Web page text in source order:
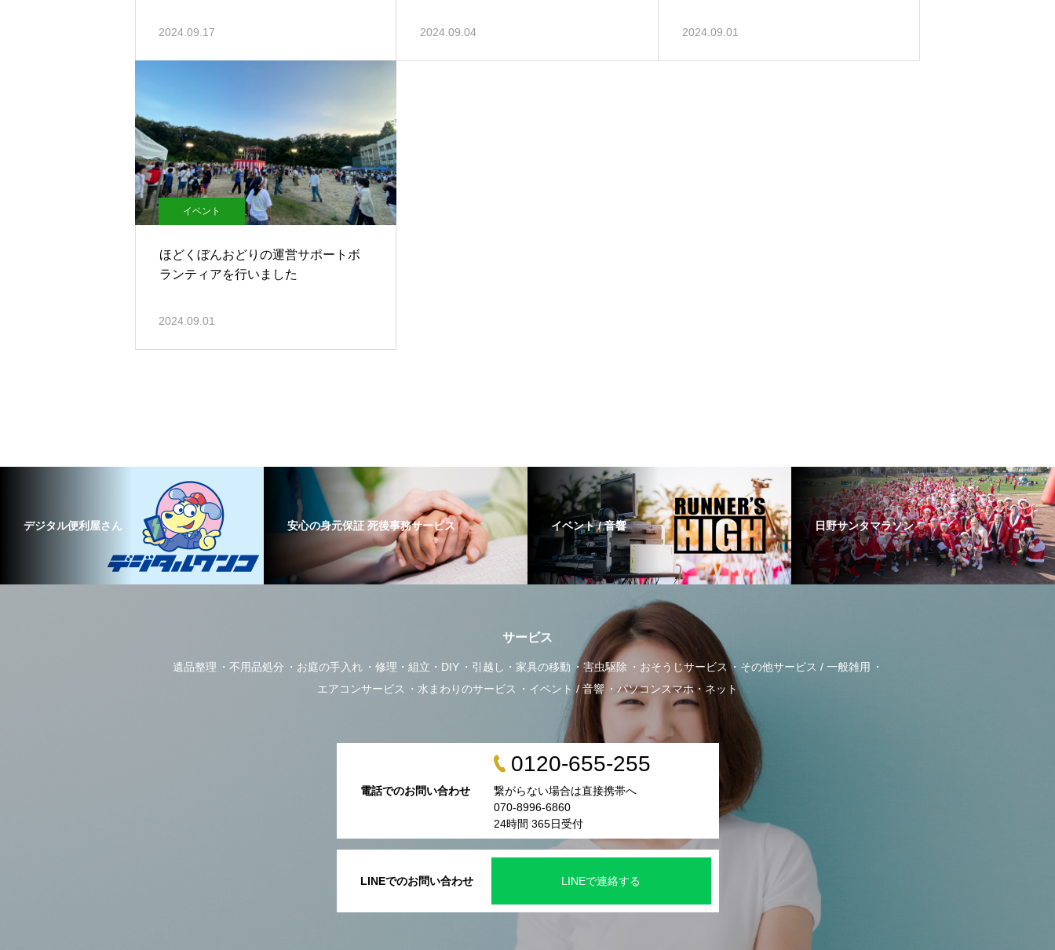
2024.09.17 2024.09.04 2024.09.01
イベント
ほどくぼんおどりの運営サポートボ
ランティアを行いました
2024.09.01
デジタル便利屋さん 安心の身元保証 死後事務サービス イベント / 音響 日野サンタマラソン
サービス
遺品整理 不用品処分 お庭の手入れ 修理・組立・DIY 引越し・家具の移動 害虫駆除 おそうじサービス
その他サービス / 一般雑用
エアコンサービス
水まわりのサービス イベント / 音響 パソコンスマホ・ネット
LINEでのお問い合わせ LINEで連絡する
電話でのお問い合わせ
0120-655-255
繋がらない場合は直接携帯へ
070-8996-6860
24時間 365日受付